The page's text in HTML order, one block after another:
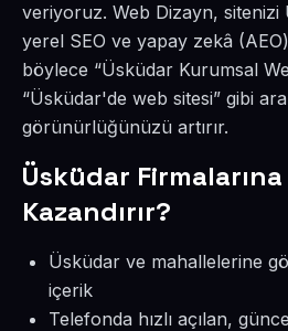
veriyoruz. Web Dizayn, sitenizi
yerel SEO ve yapay zekâ
böylece “Üsküdar Kurumsal
“Üsküdar'de web sitesi” gibi
görünürlüğünüzü artırır.
Üsküdar Firmalarına
Kazandırır?
Üsküdar ve mahallelerine
içerik
Telefonda hızlı açılan,